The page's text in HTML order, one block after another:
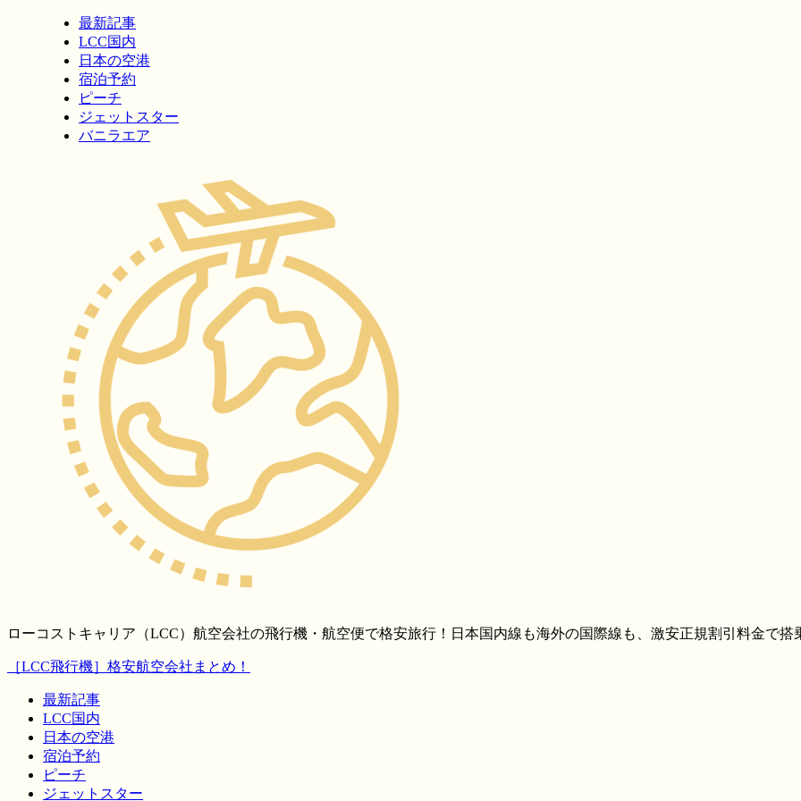
最新記事
LCC国内
日本の空港
宿泊予約
ピーチ
ジェットスター
バニラエア
ローコストキャリア（LCC）航空会社の飛行機・航空便で格安旅行！日本国内線も海外の国際線も、激安正規割引料金で搭
［LCC飛行機］格安航空会社まとめ！
最新記事
LCC国内
日本の空港
宿泊予約
ピーチ
ジェットスター